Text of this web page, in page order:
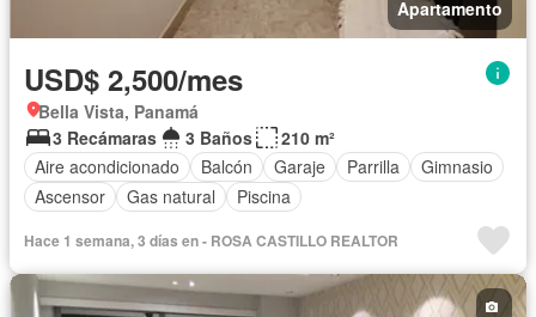
Apartamento
USD$ 2,500/mes
Bella Vista, Panamá
3 Recámaras
3 Baños
210 m²
Aire acondicionado
Balcón Garaje Parrilla
Gimnasio
Ascensor
Gas natural Piscina
Hace 1 semana, 3 días en - ROSA CASTILLO REALTOR